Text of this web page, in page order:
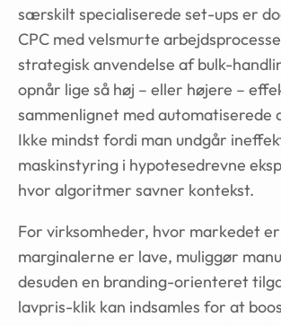
særskilt specialiserede set-ups er
CPC med velsmurte
strategisk anvendelse af bulk-
opnår lige så høj – eller højere –
sammenlignet med automatiserede
Ikke mindst fordi man undgår
maskinstyring i hypotesedrevne
hvor algoritmer savner kontekst.
For virksomheder, hvor markedet
marginalerne er lave, muliggør
desuden en branding-orienteret
lavpris-klik kan indsamles for at